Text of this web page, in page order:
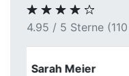
4.95 / 5 Sterne
Alexander Breuer